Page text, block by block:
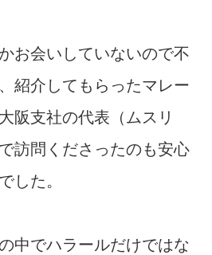
お会いしていないので不
紹介してもらったマレー
阪支社の代表（ムスリ
訪問くださったのも安心
した。
中でハラールだけではな